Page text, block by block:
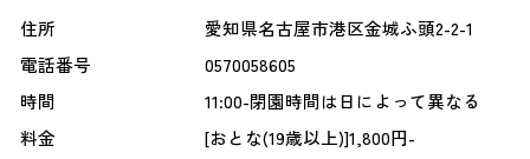
住所
愛知県名古屋市港区金城ふ頭2-2-1
電話番号
0570058605
時間
11:00-閉園時間は日によって異なる
料金
[おとな(19歳以上)]1,800円-